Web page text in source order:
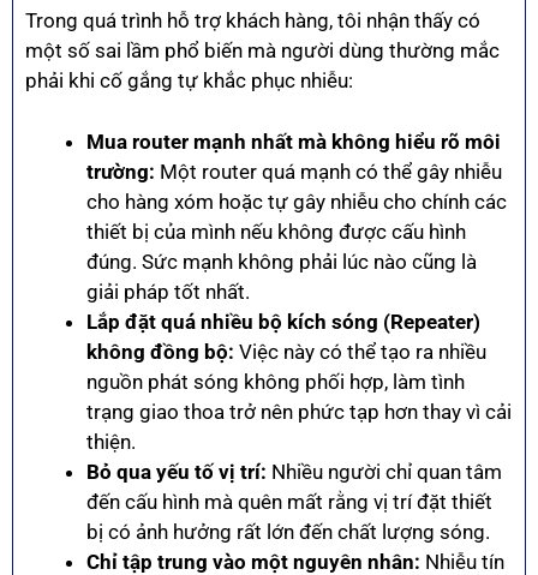
Trong quá trình hỗ trợ khách hàng, tôi nhận thấy có
một số sai lầm phổ biến mà người dùng thường mắc
phải khi cố gắng tự khắc phục nhiễu:
Mua router mạnh nhất mà không hiểu rõ môi
trường: Một router quá mạnh có thể gây nhiễu
cho hàng xóm hoặc tự gây nhiễu cho chính các
thiết bị của mình nếu không được cấu hình
đúng. Sức mạnh không phải lúc nào cũng là
giải pháp tốt nhất.
Lắp đặt quá nhiều bộ kích sóng (Repeater)
không đồng bộ: Việc này có thể tạo ra nhiều
nguồn phát sóng không phối hợp, làm tình
trạng giao thoa trở nên phức tạp hơn thay vì cải
thiện.
Bỏ qua yếu tố vị trí: Nhiều người chỉ quan tâm
đến cấu hình mà quên mất rằng vị trí đặt thiết
bị có ảnh hưởng rất lớn đến chất lượng sóng.
Chỉ tập trung vào một nguyên nhân: Nhiễu tín